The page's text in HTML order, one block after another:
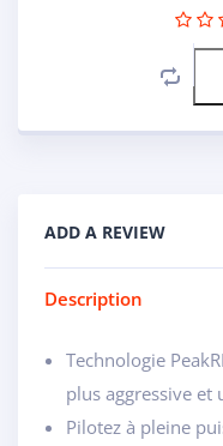
ADD A REVIEW
Description
Technologie
plus aggressive et
Pilotez à pleine